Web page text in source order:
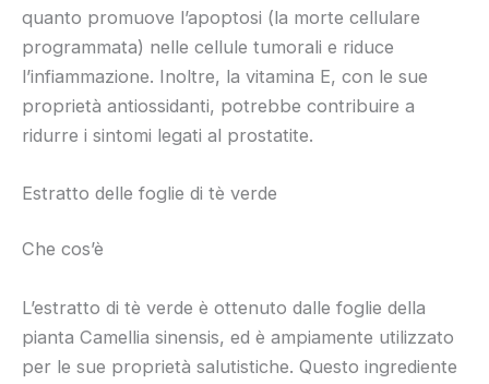
quanto promuove l’apoptosi (la morte cellulare
programmata) nelle cellule tumorali e riduce
l’infiammazione. Inoltre, la vitamina E, con le sue
proprietà antiossidanti, potrebbe contribuire a
ridurre i sintomi legati al prostatite.
Estratto delle foglie di tè verde
Che cos’è
L’estratto di tè verde è ottenuto dalle foglie della
pianta Camellia sinensis, ed è ampiamente utilizzato
per le sue proprietà salutistiche. Questo ingrediente